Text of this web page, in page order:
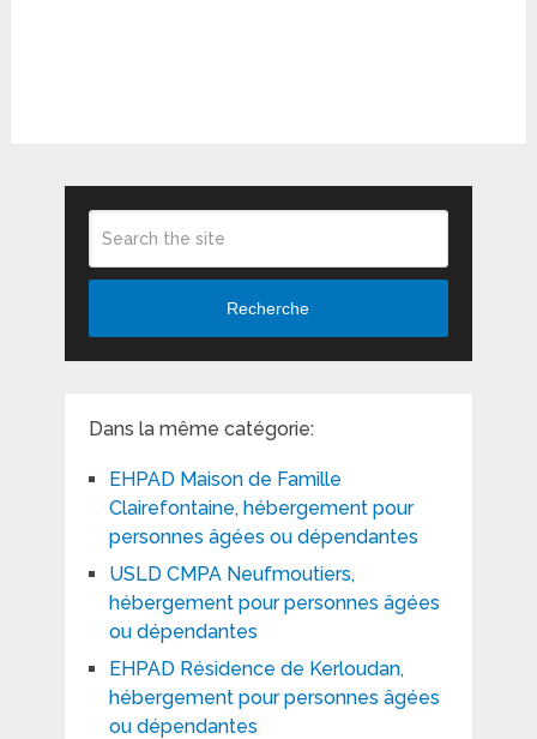
Recherche
Dans la même catégorie:
EHPAD Maison de Famille
Clairefontaine, hébergement pour
personnes âgées ou dépendantes
USLD CMPA Neufmoutiers,
hébergement pour personnes âgées
ou dépendantes
EHPAD Résidence de Kerloudan,
hébergement pour personnes âgées
ou dépendantes